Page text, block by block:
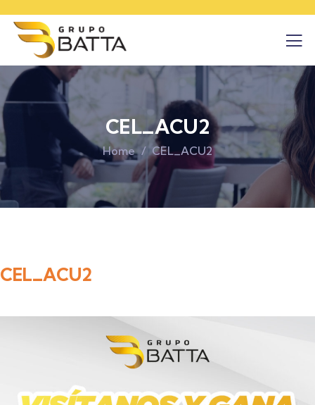
CEL_ACU2
Home CEL_ACU2
CEL_ACU2